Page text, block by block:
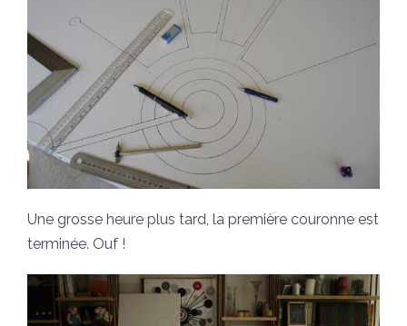
Une grosse heure plus tard, la première couronne est
terminée. Ouf !